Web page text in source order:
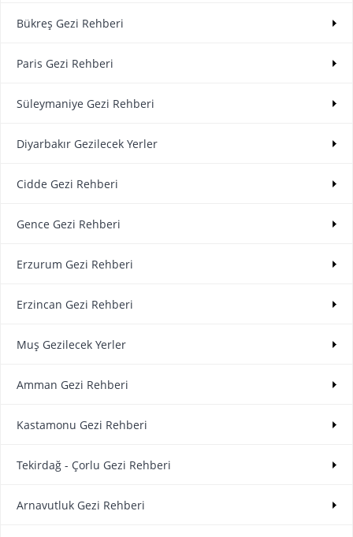
Bükreş Gezi Rehberi
Paris Gezi Rehberi
Süleymaniye Gezi Rehberi
Diyarbakır Gezilecek Yerler
Cidde Gezi Rehberi
Gence Gezi Rehberi
Erzurum Gezi Rehberi
Erzincan Gezi Rehberi
Muş Gezilecek Yerler
Amman Gezi Rehberi
Kastamonu Gezi Rehberi
Tekirdağ - Çorlu Gezi Rehberi
Arnavutluk Gezi Rehberi